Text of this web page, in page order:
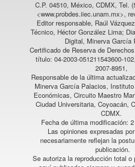
C.P. 04510, México, CDMX, Tel.
<www.probdes.iiec.unam.mx>,
Editor responsable, Raúl
Técnico, Héctor González Lima;
Digital, Minerva García
Certificado de Reserva de
título: 04-2003-051211543600-
2007-8951,
Responsable de la última
Minerva García Palacios,
Económicas, Circuito Maestro
Ciudad Universitaria, Coyoacán,
CDMX.
Fecha de última modificación:
Las opiniones expresadas
necesariamente reflejan la
publicación.
Se autoriza la reproducción total